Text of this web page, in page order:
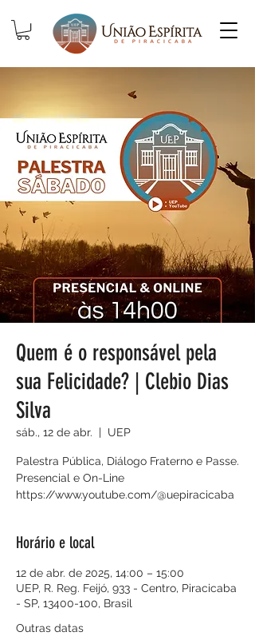
Quem é o responsável pela
sua Felicidade? | Clebio Dias
Silva
sáb., 12 de abr.
  |
UEP
Palestra Pública, Diálogo Fraterno e Passe.
Presencial e On-Line
https://www.youtube.com/@uepiracicaba
Horário e local
12 de abr. de 2025, 14:00 – 15:00
UEP, R. Reg. Feijó, 933 - Centro, Piracicaba
- SP, 13400-100, Brasil
Outras datas